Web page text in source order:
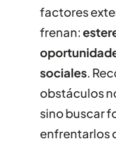
factores
frenan:
sociales.
obstáculos
sino buscar
enfrentarlos